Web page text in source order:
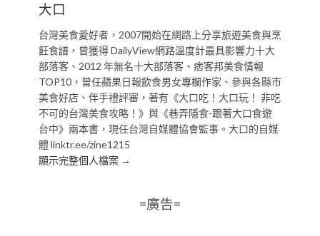
大口
台灣美食愛好者，2007開始在網路上分享旅遊美食與烹
飪食譜，曾獲得 DailyView網路溫度計最具影響力十大
部落客、2012 年無名十大部落客、痞客邦美食情報
TOP10，曾任蘋果日報飲食男女專欄作家、參與各縣市
美食好店、伴手禮評審，著有《大口吃！大口玩！ 非吃
不可的台灣美食攻略！》與《巷弄隱食-跟著大口食遊
台中》兩本書，現任台灣自媒體協會監事。大口的自媒
體 linktr.ee/zine1215
顯示完整個人檔案 →
=廣告=